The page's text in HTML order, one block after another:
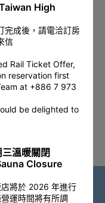
High
完成後，請電洽訂房
信
Rail Ticket Offer,
reservation first
at +886 7 973
be delighted to
溫暖關閉
Closure
將於 2026 年進行
運時間將有所調